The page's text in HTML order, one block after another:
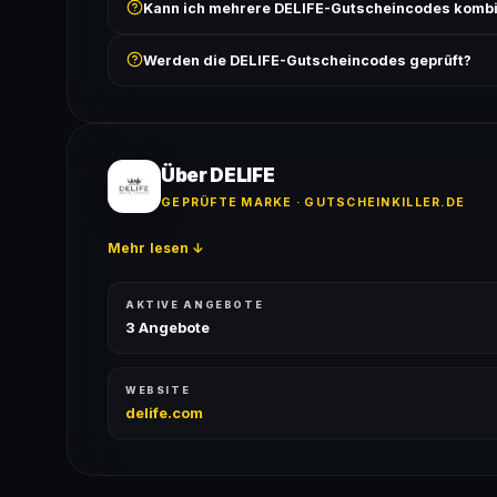
Bedingungen findest du unter „Details".
Kann ich mehrere DELIFE-Gutscheincodes
ausgeschlossen, sofern die Angebotsbedingungen
Werden die DELIFE-Gutscheincodes geprüft?
Über DELIFE
GEPRÜFTE MARKE · GUTSCHEINKILLER.DE
Mehr lesen ↓
AKTIVE ANGEBOTE
3 Angebote
WEBSITE
delife.com